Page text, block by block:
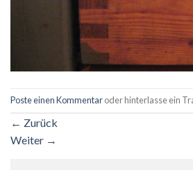
Poste einen Kommentaroder hinterlasse ein
← Zurück
Weiter →